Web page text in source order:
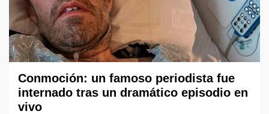
Conmoción: un famoso periodista fue
internado tras un dramático episodio en
vivo